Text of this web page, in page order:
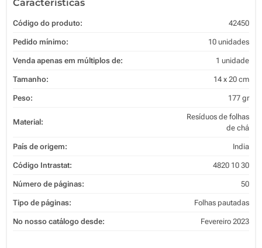
Características
Código do produto: 42450
Pedido mínimo: 10 unidades
Venda apenas em múltiplos de: 1 unidade
Tamanho: 14 x 20 cm
Peso: 177 gr
Material:
Resíduos de folhas
de chá
País de origem: India
Código Intrastat: 4820 10 30
Número de páginas: 50
Tipo de páginas: Folhas pautadas
No nosso catálogo desde: Fevereiro 2023